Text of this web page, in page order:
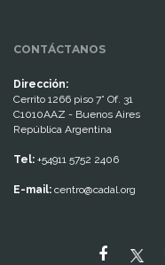
CONTÁCTANOS
Dirección:
Cerrito 1266 piso 7° Of. 31
C1010AAZ - Buenos Aires
República Argentina
Tel: +54911 5752 2406
E-mail: centro@cadal.org